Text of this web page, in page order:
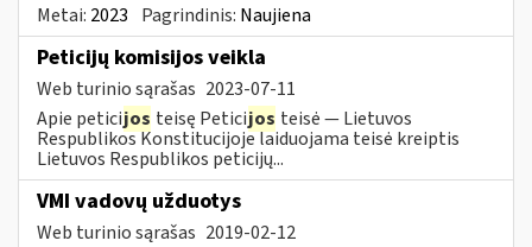
Metai: 2023 Pagrindinis: Naujiena
Peticijų komisijos veikla
Web turinio sąrašas 2023-07-11
Apie peticijos teisę Peticijos teisė — Lietuvos
Respublikos Konstitucijoje laiduojama teisė kreiptis
Lietuvos Respublikos peticijų...
VMI vadovų užduotys
Web turinio sąrašas 2019-02-12